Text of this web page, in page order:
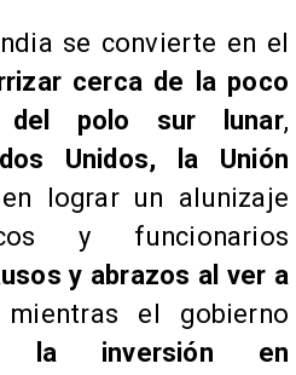
se convierte en el
cerca de la poco
del polo sur lunar,
Unidos, la Unión
en lograr un alunizaje
y funcionarios
y abrazos al ver a
el gobierno
la inversión en